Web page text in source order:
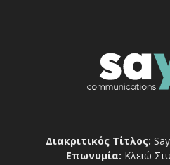
Διακριτικός Τίτλος:
Επωνυμία: Κλειώ